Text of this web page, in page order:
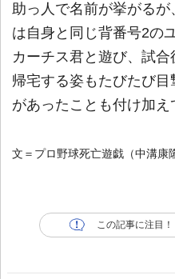
助っ人で名前が挙がる
は自身と同じ背番号2の
カーチス君と遊び、試
帰宅する姿もたびたび
があったことも付け加え
文＝プロ野球死亡遊戯（中溝
この記事に注目！